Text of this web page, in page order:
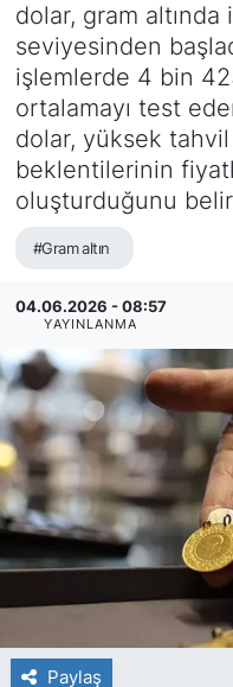
dolar, gram
seviyesinden
işlemlerde 4 bin
ortalamayı test
dolar, yüksek
beklentilerinin
oluşturduğunu
#Gram altın
04.06.2026 - 08:57
YAYINLANMA
Paylaş
Kültür ve Sanat
Eğitim
Bilim ve
Yazı Dizisi
Süper Lig Puan
Tüm Manşetler
Son Dakika
Haber Arşivi